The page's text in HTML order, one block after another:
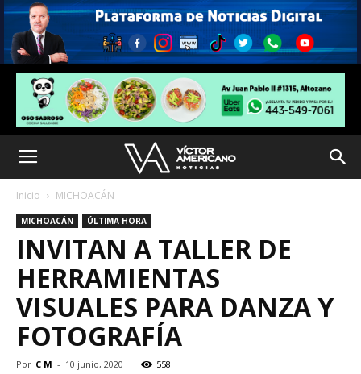
Inicio MICHOACÁN
MICHOACÁN ÚLTIMA HORA
INVITAN A TALLER DE
HERRAMIENTAS
VISUALES PARA DANZA Y
FOTOGRAFÍA
Por C M - 10 junio, 2020 558